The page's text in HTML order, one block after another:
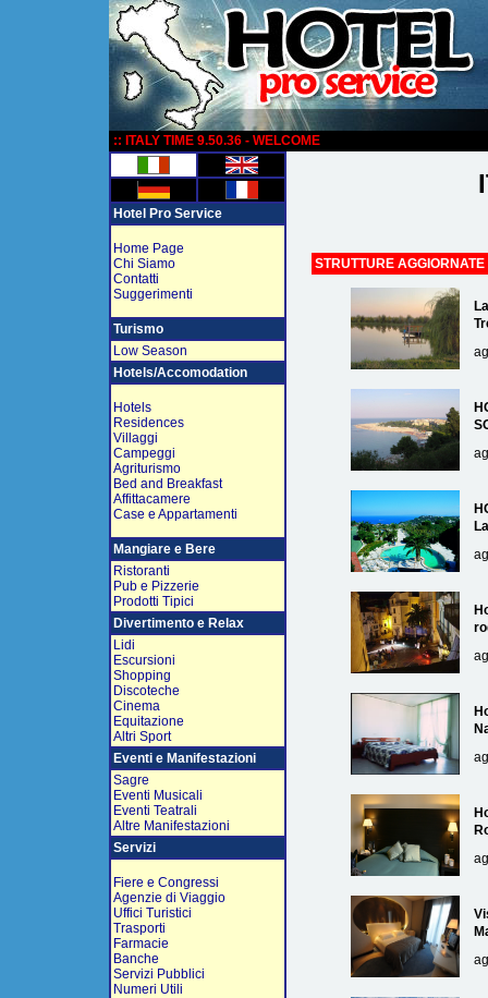
:: ITALY TIME 9.50.36 - WELCOME
Hotel Pro Service
Home Page
Chi Siamo
Contatti
Suggerimenti
Turismo
Low Season
Hotels/Accomodation
Hotels
Residences
Villaggi
Campeggi
Agriturismo
Bed and Breakfast
Affittacamere
Case e Appartamenti
Mangiare e Bere
Ristoranti
Pub e Pizzerie
Prodotti Tipici
Divertimento e Relax
Lidi
Escursioni
Shopping
Discoteche
Cinema
Equitazione
Altri Sport
Eventi e Manifestazioni
Sagre
Eventi Musicali
Eventi Teatrali
Altre Manifestazioni
Servizi
Fiere e Congressi
Agenzie di Viaggio
Uffici Turistici
Trasporti
Farmacie
Banche
Servizi Pubblici
Numeri Utili
STRUTTURE